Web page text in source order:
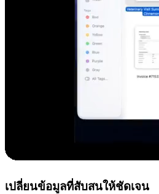
เปลี่ยนข้อมูลที่สับสนให้ชัดเจน